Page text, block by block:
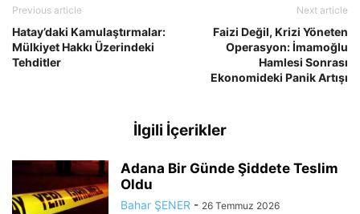
Previous article
Hatay’daki Kamulaştırmalar:
Mülkiyet Hakkı Üzerindeki
Tehditler
Next article
Faizi Değil, Krizi Yöneten
Operasyon: İmamoğlu
Hamlesi Sonrası
Ekonomideki Panik Artışı
İlgili İçerikler
Adana Bir Günde Şiddete Teslim
Oldu
Bahar ŞENER - 26 Temmuz 2026